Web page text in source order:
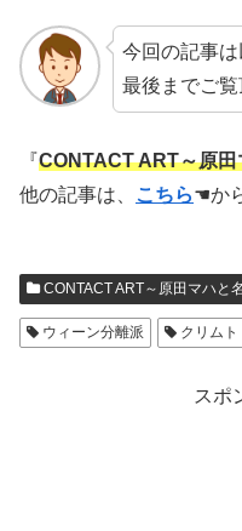
今回の記事は
最後までご覧
『CONTACT ART～原
他の記事は、
こちら☚か
CONTACT ART～原田マハと
ウィーン分離派 クリムト
スポ